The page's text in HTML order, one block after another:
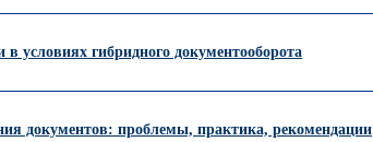
условиях гибридного документооборота
документов: проблемы, практика, рекомендации